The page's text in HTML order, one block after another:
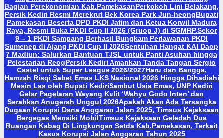
Bagian Perekonomian Kab.PamekasanPerkokoh Lini Belakang,
Persik Kediri Resmi Merekrut Bek Korea Park Jun-heongBupati
Pamekasan Beserta DPD PKDI Jatim dan Ketua Korwil Madura
Raya, Resmi Buka PKDI Cup II 2026 (Gruop J) di SGMRP.Sekor
9 – 1 PKDI Sampang Berhasil Bungkam Perlawanan PKDI
Sumenep di Ajang PKDI Cup II 2026Sentuhan Hangat KAI Daop
7 Madiun: Salurkan Bantuan TJSL untuk Panti Asuhan hingga
Pelestarian ReogPersik Kediri Amankan Tanda Tangan Sergio
Castel untuk Super League 2026/2027Haru dan Bangga,
Hamzah Risqi Sabet Emas LKS Nasional 2026 Hingga Dihadiahi
Mesin Las oleh Bupati KediriSambut Usia Emas, UNP Kediri
Gelar Pagelaran Wayang Kulit ‘Wahyu Godo Inten’ dan
Serahkan Anugerah Unggul 2026Apakah Akan Ada Tersangka
Dugaan Korupsi Dana Anggaran Jalan 2025, Timsus Kejaksaan
Bergegas Menaiki MobilTimsus Kejaksaan Geledah Dua
Ruangan Kabag Di Lingkungan Setda Kab.Pamekasan, Terkait
Kasus Korupsi Jalan Anggaran Tahun 2025